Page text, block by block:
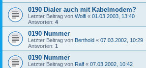
0190 Dialer auch mit Kabelmodem?
Letzter Beitrag von Wolfi « 01.03.2003, 13:40
Antworten: 4
0190 Nummer
Letzter Beitrag von Berthold « 07.03.2002, 10:29
Antworten: 1
0190 Nummer
Letzter Beitrag von Ralf « 07.03.2002, 10:42